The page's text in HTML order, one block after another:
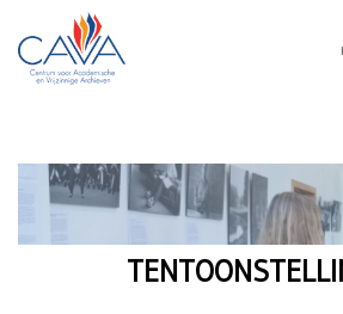
Naar de inhoud
Tentoonstellingen